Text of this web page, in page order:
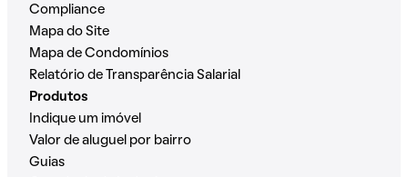
Compliance
Mapa do Site
Mapa de Condomínios
Relatório de Transparência Salarial
Produtos
Indique um imóvel
Valor de aluguel por bairro
Guias